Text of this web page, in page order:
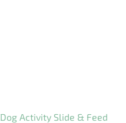
Dog Activity Slide & Feed